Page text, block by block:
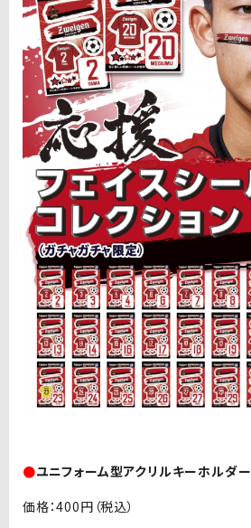
●ユニフォーム型アクリルキーホルダー
価格：400円（税込）